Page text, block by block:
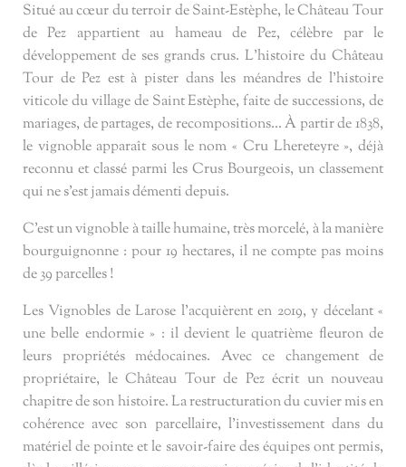
Situé au cœur du terroir de Saint-Estèphe, le Château Tour
de Pez appartient au hameau de Pez, célèbre par le
développement de ses grands crus. L’histoire du Château
Tour de Pez est à pister dans les méandres de l’histoire
viticole du village de Saint Estèphe, faite de successions, de
mariages, de partages, de recompositions… À partir de 1838,
le vignoble apparaît sous le nom « Cru Lhereteyre », déjà
reconnu et classé parmi les Crus Bourgeois, un classement
qui ne s’est jamais démenti depuis.
C’est un vignoble à taille humaine, très morcelé, à la manière
bourguignonne : pour 19 hectares, il ne compte pas moins
de 39 parcelles !
Les Vignobles de Larose l’acquièrent en 2019, y décelant «
une belle endormie » : il devient le quatrième fleuron de
leurs propriétés médocaines. Avec ce changement de
propriétaire, le Château Tour de Pez écrit un nouveau
chapitre de son histoire. La restructuration du cuvier mis en
cohérence avec son parcellaire, l’investissement dans du
matériel de pointe et le savoir-faire des équipes ont permis,